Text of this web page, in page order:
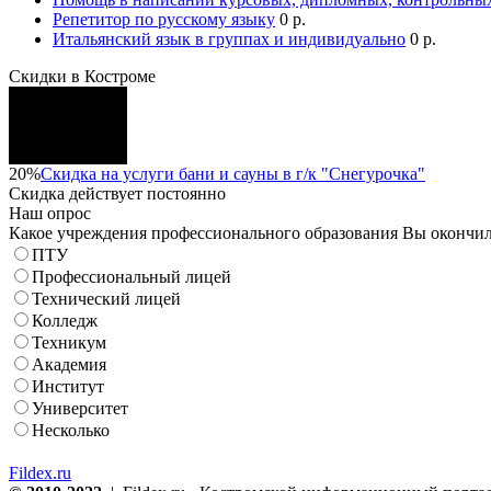
Репетитор по русскому языку 0 р.
Итальянский язык в группах и индивидуально 0 р.
Скидки в Костроме
20%Скидка на услуги бани и сауны в г/к "Снегурочка"
Скидка действует постоянно
Наш опрос
Какое учреждения профессионального образования Вы
ПТУ
Профессиональный лицей
Технический лицей
Колледж
Техникум
Академия
Институт
Университет
Несколько
Fildex.ru